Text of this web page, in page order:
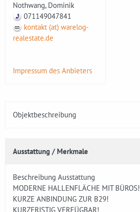
Nothwang, Dominik
071149047841
kontakt (at) warelog-
realestate.de
Impressum des Anbieters
Objektbeschreibung
Ausstattung / Merkmale
Beschreibung Ausstattung
MODERNE HALLENFLÄCHE MIT BÜROS!
KURZE ANBINDUNG ZUR B29!
KURZFRISTIG VERFÜGBAR!